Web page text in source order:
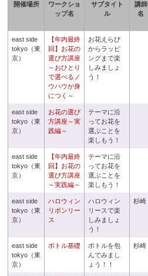
開催場所
ワークショ
ップ名
サブタイト
ル
講師
名
east side
tokyo（東
京）
【年内最終
回】お花の
選び方講座
～おひとり
で選べるノ
ウハウが身
につく～
お花えらび
からラッピ
ングまで楽
しみましょ
う！
east side
tokyo（東
京）
お花の選び
方講座～実
践編～
テーマに沿
ってお花を
選ぶことを
楽しもう！
east side
tokyo（東
京）
【年内最終
回】お花の
選び方講座
～実践編～
テーマに沿
ってお花を
選ぶことを
楽しもう！
east side
tokyo（東
京）
ハロウィン
リボンリー
ス
ハロウィン
リースで楽
しみましょ
う！
杉崎
east side
tokyo（東
京）
ボトル基礎
ボトルを包
んでみまし
ょう！！
杉崎